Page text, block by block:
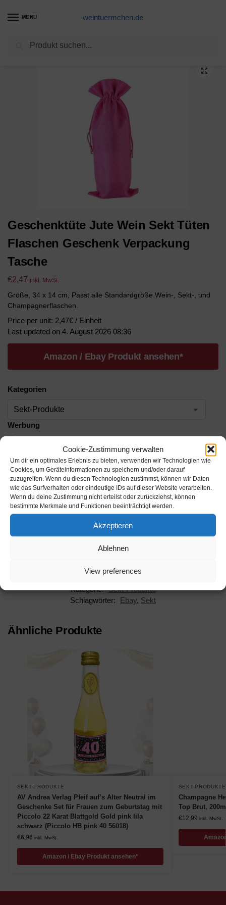
Cookie-Zustimmung verwalten
Um dir ein optimales Erlebnis zu bieten, verwenden wir Technologien wie
Cookies, um Geräteinformationen zu speichern und/oder darauf
zuzugreifen. Wenn du diesen Technologien zustimmst, können wir Daten
wie das Surfverhalten oder eindeutige IDs auf dieser Website verarbeiten.
Wenn du deine Zustimmung nicht erteilst oder zurückziehst, können
bestimmte Merkmale und Funktionen beeinträchtigt werden.
Akzeptieren
Ablehnen
View preferences
MENU weintuermchen.de
Sekt-Produkte / Geschenktüte Jute Wein Sekt Tüten Flaschen Geschenk Verpackung Tasche
Geschenktüte Jute Wein Sekt Tüten
Flaschen Geschenk Verpackung
Tasche
€2,47 inkl. MwSt.
Größe, 34 x 14 cm, Passt alle Standardgröße Wein-, Sekt-, und
Champagnerflaschen.
Price per unit: 2,47€ / Einheit
Last updated on 4. August 2026 08:36
Amazon / Ebay Produkt ansehen*
Kategorien
Werbung
Werbung
Kategorie: Sekt-Produkte
Schlagwörter:
Ebay, Sekt
Ähnliche Produkte
SEKT-PRODUKTE
AV Andrea Verlag Pfeif auf’s Alter Neutral im
Geschenke Set für Frauen zum Geburtstag mit
Piccolo 22 Karat Blattgold Gold pink lila
schwarz (Piccolo HB pink 40 56018)
€6,96 inkl. MwSt.
Amazon / Ebay Produkt ansehen*
SEKT-PRODUKTE
Champagne
Top Brut,
€12,99 inkl. MwSt.